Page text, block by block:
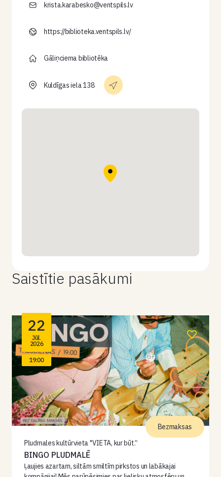
krista.karabesko@ventspils.lv
https://biblioteka.ventspils.lv/
Gāliņciema bibliotēka
Kuldīgas iela 138
Saistītie pasākumi
22
Jūl.
2026
19:00
Pludmales kultūrvieta "VIETA, kur būt.”
BINGO PLUDMALĒ
Ļaujies azartam, siltām smiltīm pirkstos un labākajai
Bezmaksas